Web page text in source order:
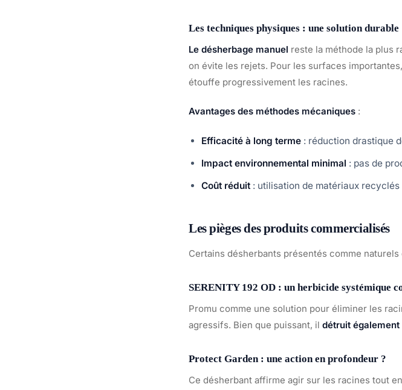
Les techniques physiques : une solution durable
Le désherbage manuel reste la méthode la plus
on évite les rejets. Pour les surfaces importantes,
étouffe progressivement les racines.
Avantages des méthodes mécaniques :
Efficacité à long terme : réduction drastique
Impact environnemental minimal : pas de
Coût réduit : utilisation de matériaux
Les pièges des produits commercialisés
Certains désherbants présentés comme
SERENITY 192 OD : un herbicide systémique
Promu comme une solution pour éliminer les
agressifs. Bien que puissant, il détruit
Protect Garden : une action en profondeur ?
Ce désherbant affirme agir sur les racines tout